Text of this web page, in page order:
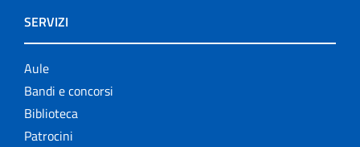
SERVIZI
Aule
Bandi e concorsi
Biblioteca
Patrocini